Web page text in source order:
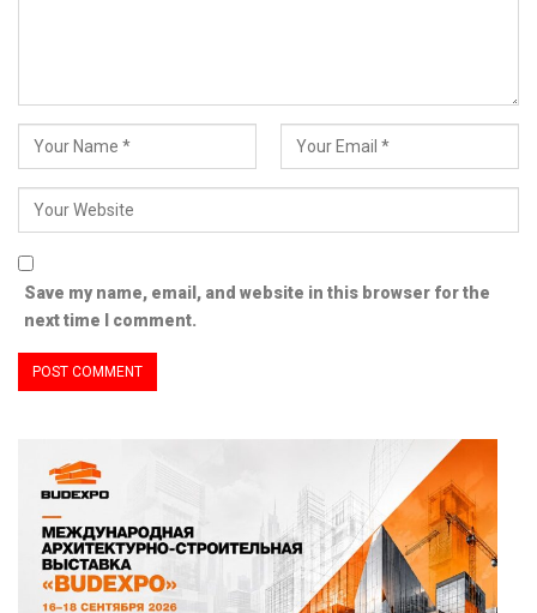
Save my name, email, and website in this browser for the
next time I comment.